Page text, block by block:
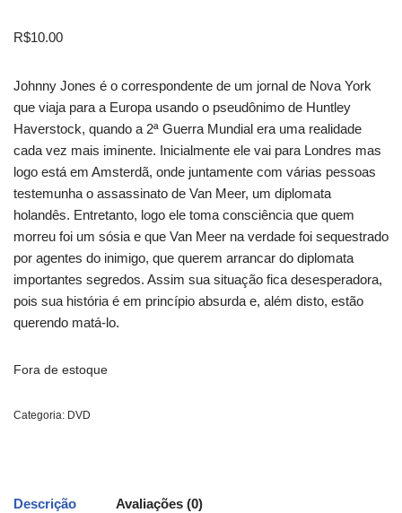
R$10.00
Johnny Jones é o correspondente de um jornal de Nova York
que viaja para a Europa usando o pseudônimo de Huntley
Haverstock, quando a 2ª Guerra Mundial era uma realidade
cada vez mais iminente. Inicialmente ele vai para Londres mas
logo está em Amsterdã, onde juntamente com várias pessoas
testemunha o assassinato de Van Meer, um diplomata
holandês. Entretanto, logo ele toma consciência que quem
morreu foi um sósia e que Van Meer na verdade foi sequestrado
por agentes do inimigo, que querem arrancar do diplomata
importantes segredos. Assim sua situação fica desesperadora,
pois sua história é em princípio absurda e, além disto, estão
querendo matá-lo.
Fora de estoque
Categoria: DVD
Descrição Avaliações (0)